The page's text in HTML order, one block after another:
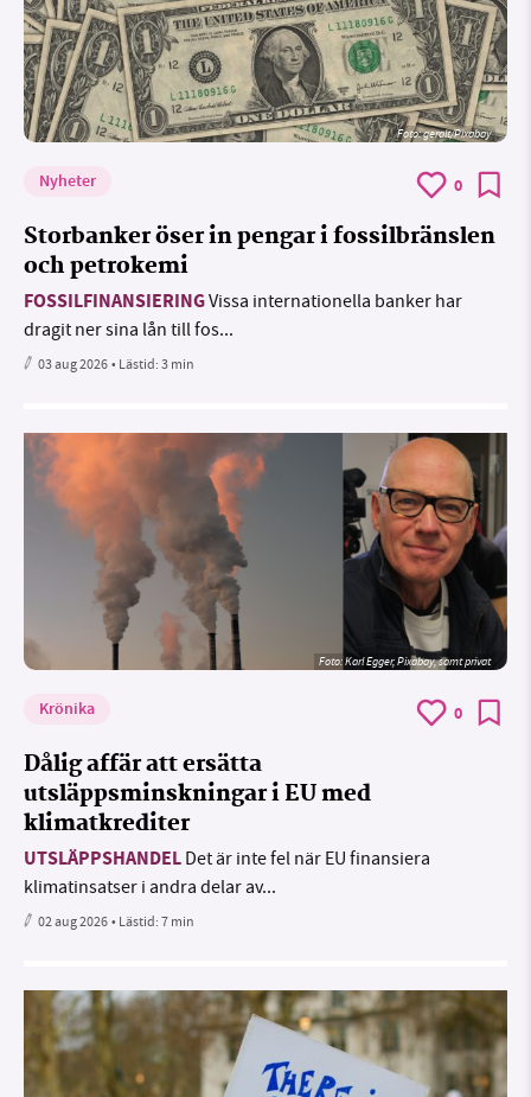
Foto:geralt/Pixabay
Nyheter 0
Storbanker öser in pengar i fossilbränslen
och petrokemi
FOSSILFINANSIERINGVissa internationella banker har
dragit ner sina lån till fos...
03 aug 2026• Lästid:3 min
Foto:Karl Egger, Pixabay, samt privat
Krönika 0
Dålig affär att ersätta
utsläppsminskningar i EU med
klimatkrediter
UTSLÄPPSHANDEL Det är inte fel när EU finansiera
klimatinsatser i andra delar av...
02 aug 2026• Lästid:7 min